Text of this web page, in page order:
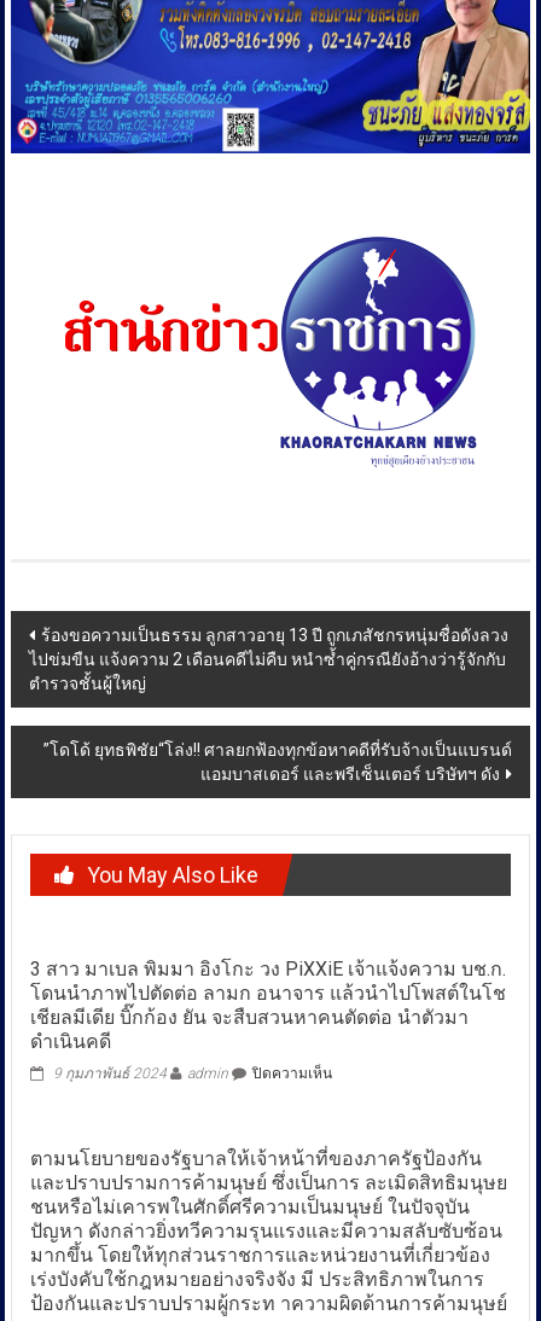
Post
navigation
ร้องขอความเป็นธรรม ลูกสาวอายุ 13 ปี ถูกเภสัชกรหนุ่มชื่อดังลวง
ไปข่มขืน แจ้งความ 2 เดือนคดีไม่คืบ หนำซ้ำคู่กรณียังอ้างว่ารู้จักกับ
ตำรวจชั้นผู้ใหญ่
”โดโด้ ยุทธพิชัย“โล่ง!! ศาลยกฟ้องทุกข้อหาคดีที่รับจ้างเป็นแบรนด์
แอมบาสเดอร์ และพรีเซ็นเตอร์ บริษัทฯ ดัง
You May Also Like
3 สาว มาเบล พิมมา อิงโกะ วง PiXXiE เจ้าแจ้งความ บช.ก.
โดนนำภาพไปตัดต่อ ลามก อนาจาร แล้วนำไปโพสต์ในโช
เชียลมีเดีย บิ๊กก้อง ยัน จะสืบสวนหาคนตัดต่อ นำตัวมา
ดำเนินคดี
9 กุมภาพันธ์ 2024 admin ปิดความเห็นบน
เบล
พิม
มา
อิง
โกะ
วง
PiXXiE
เจ้า
ตามนโยบายของรัฐบาลให้เจ้าหน้าที่ของภาครัฐป้องกัน
และปราบปรามการค้ามนุษย์ ซึ่งเป็นการ ละเมิดสิทธิมนุษย
ชนหรือไม่เคารพในศักดิ์ศรีความเป็นมนุษย์ ในปัจจุบัน
ปัญหา ดังกล่าวยิ่งทวีความรุนแรงและมีความสลับซับซ้อน
มากขึ้น โดยให้ทุกส่วนราชการและหน่วยงานที่เกี่ยวข้อง
เร่งบังคับใช้กฎหมายอย่างจริงจัง มี ประสิทธิภาพในการ
ป้องกันและปราบปรามผู้กระท าความผิดด้านการค้ามนุษย์